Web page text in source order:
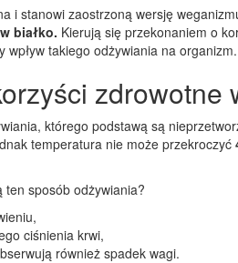
i stanowi zaostrzoną wersję
białko. Kierują się przekonaniem o
takiego odżywiania na organizm.
zdrowotne
którego podstawą są
temperatura nie może przekroczyć
sposób odżywiania?
ciśnienia krwi,
również spadek wagi.